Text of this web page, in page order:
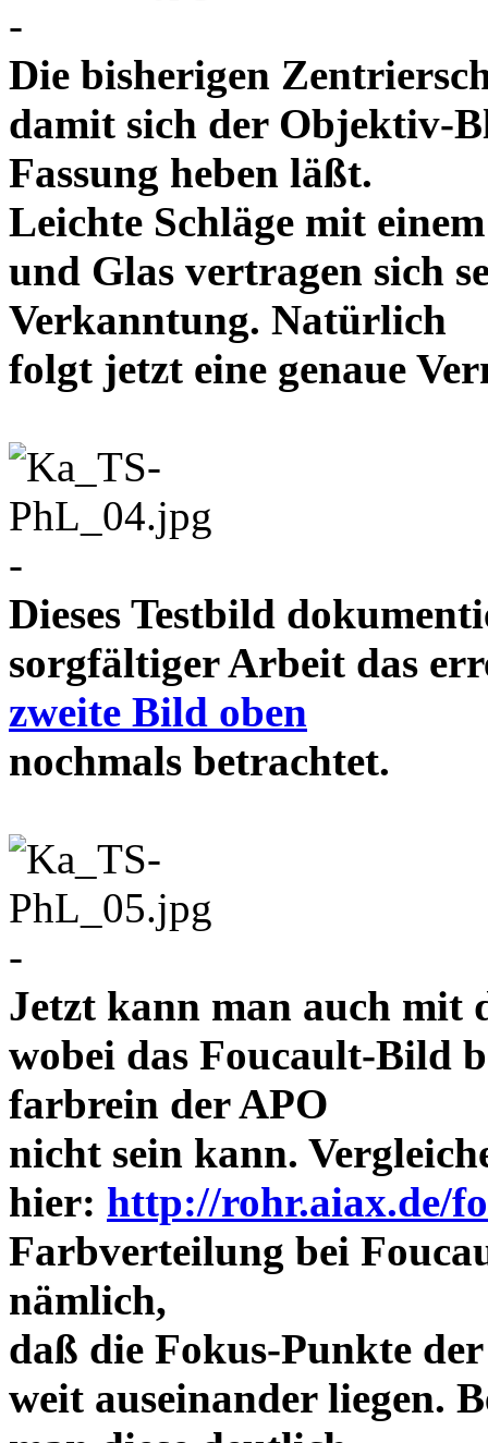
-
Die bisherigen
damit sich der Objektiv-
Fassung heben läßt.
Leichte Schläge mit
und Glas vertragen sich
Verkanntung. Natürlich
folgt jetzt eine genaue
-
Dieses Testbild
sorgfältiger Arbeit das
zweite Bild oben
nochmals
-
Jetzt kann man auch mit
wobei das Foucault-Bild
farbrein der APO
nicht sein kann.
hier: http://rohr.aiax.de/
Farbverteilung bei
nämlich,
daß die Fokus-Punkte
weit auseinander liegen.